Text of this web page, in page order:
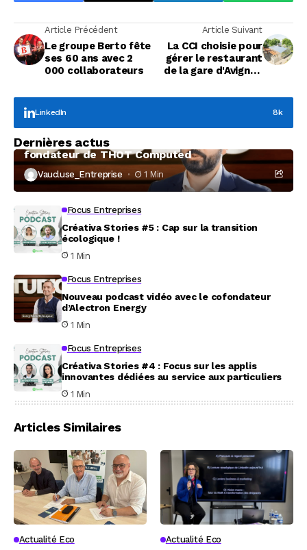
Article Précédent
Le groupe Berto fête
ses 60 ans avec 2
000 collaborateurs
Article Suivant
La CCI choisie pour
gérer le restaurant
de la gare d'Avignon
LinkedIn 8k
Dernières actus
À la rencontre de Christophe Coeffier, dirigeant
fondateur de THOT Computed
Vaucluse_Entreprise 1 Min
Focus Entreprises
Créativa Stories #5 : Cap sur la transition
écologique !
1 Min
Focus Entreprises
Nouveau podcast vidéo avec le cofondateur
d’Alectron Energy
1 Min
Focus Entreprises
Créativa Stories #4 : Focus sur les applis
innovantes dédiées au service aux particuliers
1 Min
Articles Similaires
Actualité Eco Actualité Eco